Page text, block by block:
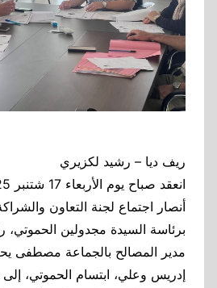
ريف ديا – رشيد لكزيري
أنصار اجتماع لجنة التعاون
برئاسة السيدة مجدولين الحموتي،
مدير المصالح بالجماعة مصطفى
إدريس وعلي، ابتسام الحموتي،